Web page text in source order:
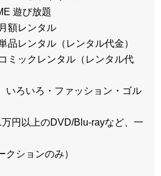
遊び放題
額レンタル
品レンタル（レンタル代金）
ミックレンタル（レンタル代
ろいろ・ファッション・ゴル
円以上のDVD/Blu-rayなど、一
クションのみ）